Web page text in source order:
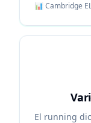
📊 Cambridge
El running